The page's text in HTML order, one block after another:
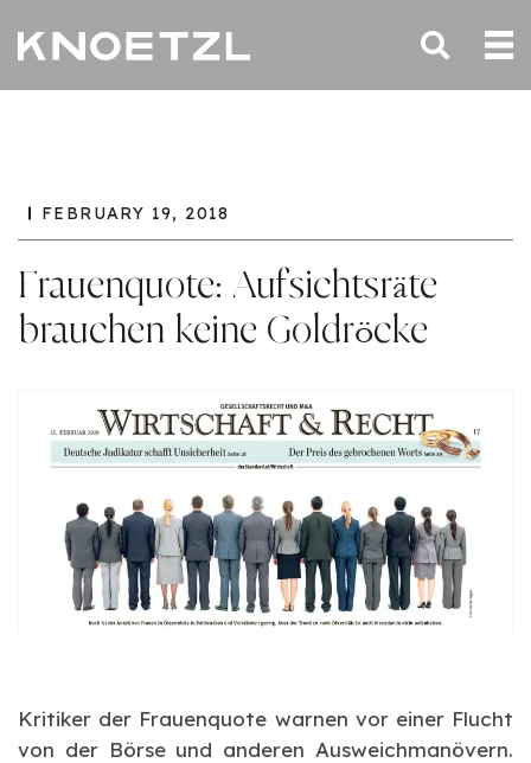
FEBRUARY 19, 2018
Frauenquote: Aufsichtsräte
brauchen keine Goldröcke
Kritiker der Frauenquote warnen vor einer Flucht
von der Börse und anderen Ausweichmanövern.